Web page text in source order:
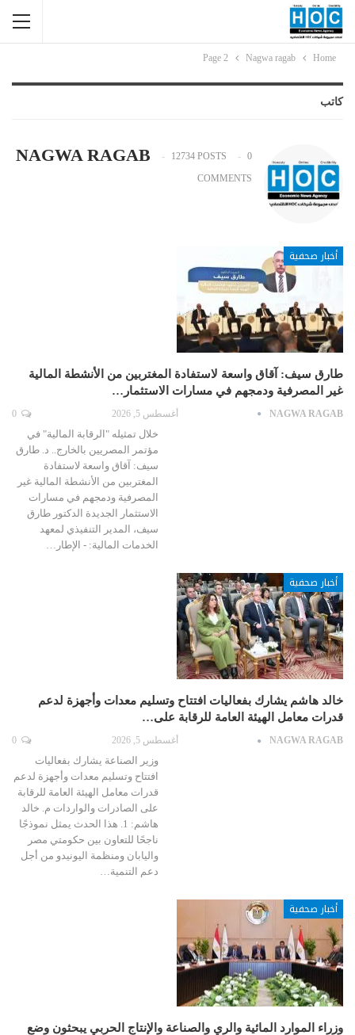
Home
Nagwa ragab
Page 2
كاتب
NAGWA RAGAB 12734 POSTS
0
COMMENTS
أخبار صحفية
طارق سيف: آقاق واسعة لاستفادة المغتربين من الأنشطة المالية
غير المصرفية ودمجهم في مسارات الاستثمار…
NAGWA RAGAB أغسطس 5, 2026
خلال تمثيله "الرقابة المالية" في
مؤتمر المصريين بالخارج.. د. طارق
سيف: آقاق واسعة لاستفادة
المغتربين من الأنشطة المالية غير
المصرفية ودمجهم في مسارات
الاستثمار الجديدة الدكتور طارق
سيف، المدير التنفيذي لمعهد
الخدمات المالية: - الإطار…
أخبار صحفية
خالد هاشم يشارك بفعاليات افتتاح وتسليم معدات وأجهزة لدعم
قدرات معامل الهيئة العامة للرقابة على…
NAGWA RAGAB أغسطس 5, 2026
وزير الصناعة يشارك بفعاليات
افتتاح وتسليم معدات وأجهزة لدعم
قدرات معامل الهيئة العامة للرقابة
على الصادرات والواردات م. خالد
هاشم: 1. هذا الحدث يمثل نموذجًا
ناجحًا للتعاون بين حكومتي مصر
واليابان ومنظمة اليونيدو من أجل
دعم التنمية…
أخبار صحفية
وزراء الموارد المائية والري والصناعة والإنتاج الحربي يبحثون وضع